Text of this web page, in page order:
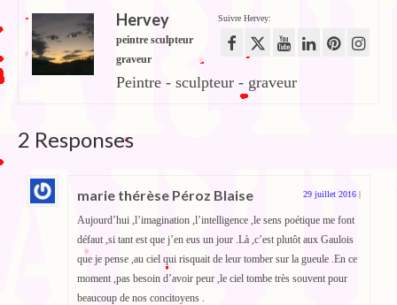
Suivre Hervey:
Hervey
peintre sculpteur
graveur
Peintre - sculpteur - graveur
2 Responses
marie thérèse Péroz Blaise 29 juillet 2016 |
Aujourd’hui ,l’imagination ,l’intelligence ,le sens poétique me font
défaut ,si tant est que j’en eus un jour .Là ,c’est plutôt aux Gaulois
que je pense ,au ciel qui risquait de leur tomber sur la gueule .En ce
moment ,pas besoin d’avoir peur ,le ciel tombe très souvent pour
beaucoup de nos concitoyens .